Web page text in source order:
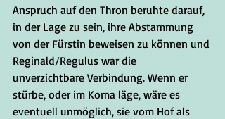
Anspruch auf den Thron beruhte darauf,
in der Lage zu sein, ihre Abstammung
von der Fürstin beweisen zu können und
Reginald/Regulus war die
unverzichtbare Verbindung. Wenn er
stürbe, oder im Koma läge, wäre es
eventuell unmöglich, sie vom Hof als